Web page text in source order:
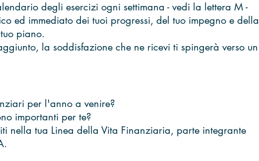
degli esercizi ogni settimana - vedi la lettera M -
ed immediato dei tuoi progressi, del tuo impegno e della
piano.
la soddisfazione che ne ricevi ti spingerà verso un
per l'anno a venire?
importanti per te?
nella tua Linea della Vita Finanziaria, parte integrante